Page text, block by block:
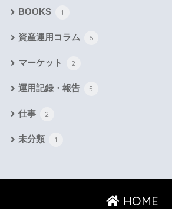
BOOKS 1
資産運用コラム 6
マーケット 2
運用記録・報告 5
仕事 2
未分類 1
HOME